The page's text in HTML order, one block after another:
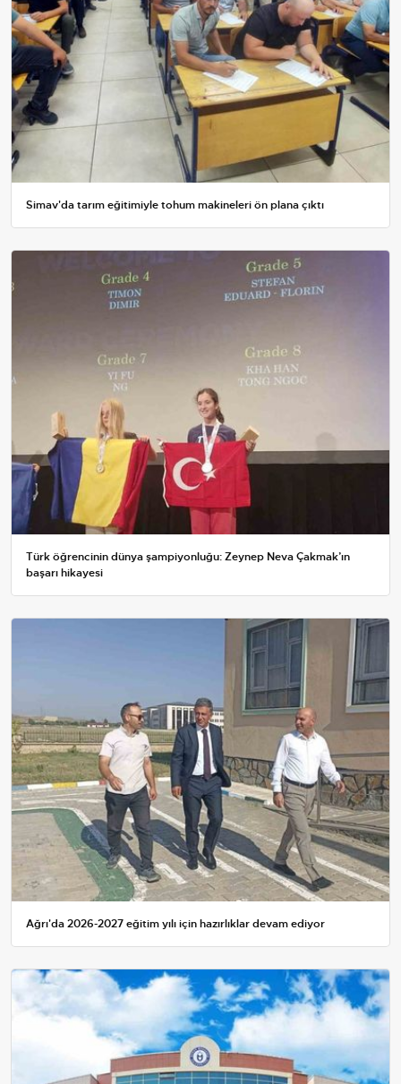
Simav'da tarım eğitimiyle tohum makineleri ön plana çıktı
Türk öğrencinin dünya şampiyonluğu: Zeynep Neva Çakmak’ın
başarı hikayesi
Ağrı'da 2026-2027 eğitim yılı için hazırlıklar devam ediyor